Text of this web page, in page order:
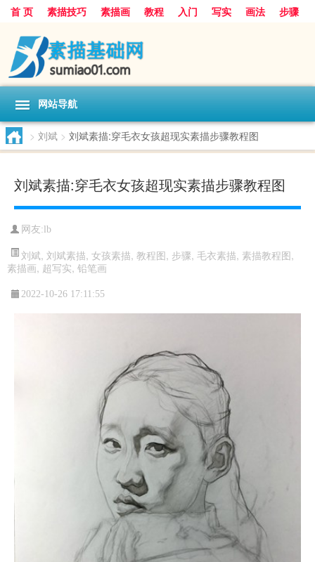
首 页 素描技巧 素描画 教程 入门 写实 画法
步骤
基础
超写实
网站导航
> 刘斌 > 刘斌素描:穿毛衣女孩超现实素描步骤教程图
刘斌素描:穿毛衣女孩超现实素描步骤教程图
网友:lb
刘斌, 刘斌素描, 女孩素描, 教程图, 步骤, 毛衣素描, 素描教程图,
素描画, 超写实, 铅笔画
2022-10-26 17:11:55